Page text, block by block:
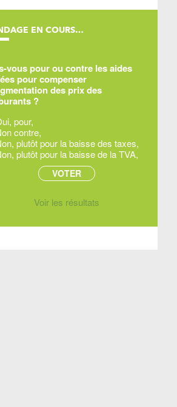
EN COURS…
vous pour ou contre les aides
pour compenser
des prix des
?
pour,
contre,
plutôt pour la baisse des taxes,
plutôt pour la baisse de la TVA,
Voir les résultats